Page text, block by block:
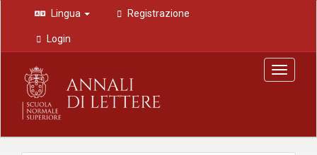
Navigazione
principale
Contenuto
principale
Barra
laterale
Lingua Registrazione
Login
Toggle